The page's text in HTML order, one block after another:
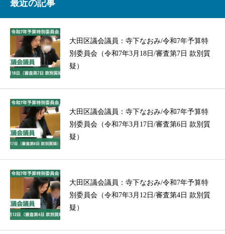
最近の記事
大田区議会議員：寺下なおみ/令和7年予算特
別委員会（令和7年3月18日/審査第7日 款別質
疑）
大田区議会議員：寺下なおみ/令和7年予算特
別委員会（令和7年3月17日/審査第6日 款別質
疑）
大田区議会議員：寺下なおみ/令和7年予算特
別委員会（令和7年3月12日/審査第4日 款別質
疑）